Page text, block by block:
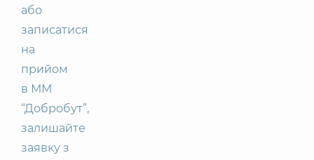
або
записатися
на
прийом
в ММ
“Добробут”,
залишайте
заявку з